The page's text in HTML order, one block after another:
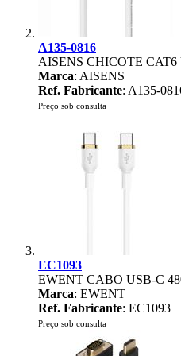
A135-0816
AISENS CHICOTE
Marca: AISENS
Ref. Fabricante: A135-
Preço sob consulta
EC1093
EWENT CABO USB-C
Marca: EWENT
Ref. Fabricante: EC1093
Preço sob consulta